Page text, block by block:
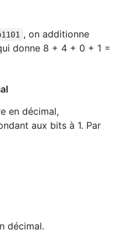
, on additionne
donne 8 + 4 + 0 + 1 =
en décimal,
aux bits à 1. Par
décimal.